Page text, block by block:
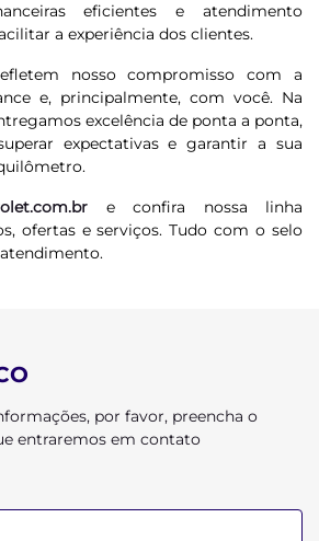
eficientes e atendimento
a experiência dos clientes.
nosso compromisso com a
e, principalmente, com você. Na
excelência de ponta a ponta,
expectativas e garantir a sua
e confira nossa linha
ofertas e serviços. Tudo com o selo
por favor, preencha o
entraremos em contato